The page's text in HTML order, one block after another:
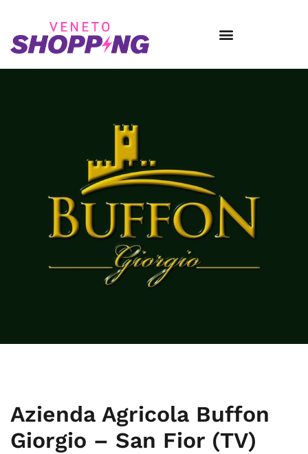
Azienda Agricola Buffon
Giorgio – San Fior (TV)